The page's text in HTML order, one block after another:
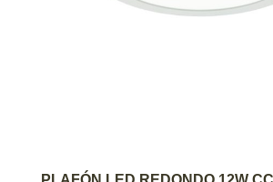
AGREGAR AL